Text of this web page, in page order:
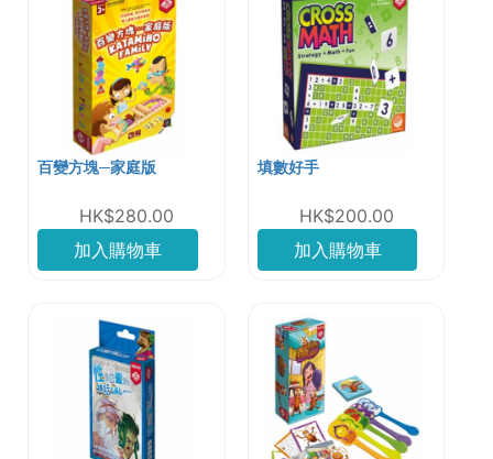
百變方塊─家庭版
HK$280.00
加入購物車
填數好手
HK$200.00
加入購物車